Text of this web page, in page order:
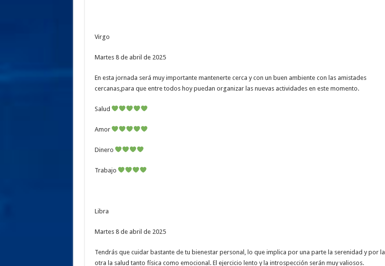
Virgo
Martes 8 de abril de 2025
En esta jornada será muy importante mantenerte cerca y con un buen ambiente con las amistades
cercanas,para que entre todos hoy puedan organizar las nuevas actividades en este momento.
Salud
Amor
Dinero
Trabajo
Libra
Martes 8 de abril de 2025
Tendrás que cuidar bastante de tu bienestar personal, lo que implica por una parte la serenidad y por la
otra la salud tanto física como emocional. El ejercicio lento y la introspección serán muy valiosos.